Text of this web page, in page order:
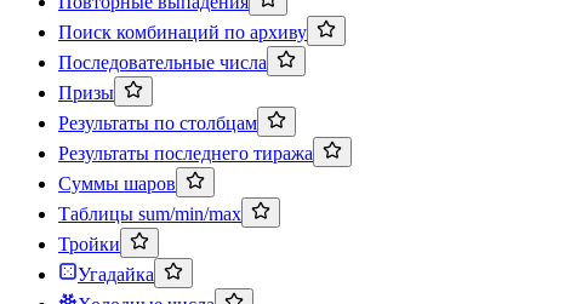
Поиск комбинаций по архиву
Последовательные числа
Призы
Результаты по столбцам
Результаты последнего тиража
Суммы шаров
Таблицы sum/min/max
Тройки
Угадайка